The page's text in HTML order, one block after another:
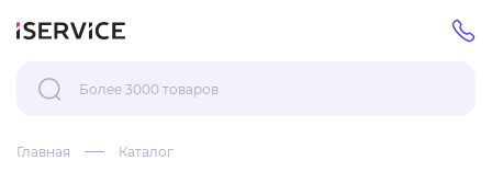
Главная Каталог